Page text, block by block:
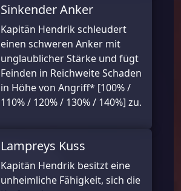
Sinkender Anker
Kapitän Hendrik schleudert
einen schweren Anker mit
unglaublicher Stärke und fügt
Feinden in Reichweite Schaden
in Höhe von Angriff* [100% /
110% / 120% / 130% / 140%] zu.
Lampreys Kuss
Kapitän Hendrik besitzt eine
unheimliche Fähigkeit, sich die